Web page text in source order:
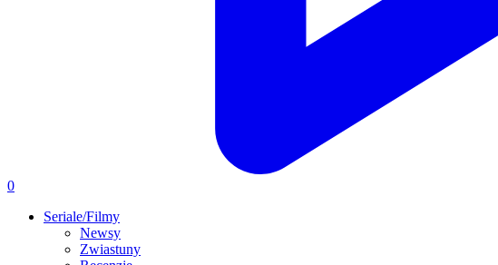
0
Seriale/Filmy
Newsy
Zwiastuny